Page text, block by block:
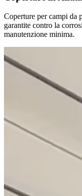
Coperture per campi da
garantite contro la
manutenzione minima.